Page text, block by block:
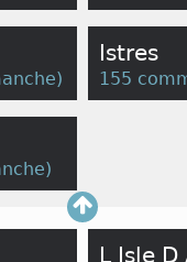
)
Istres
155
)
L Isle D